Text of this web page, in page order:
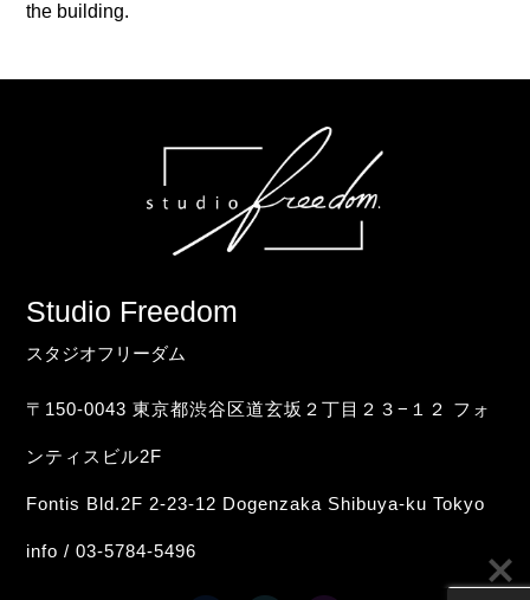
the building.
Studio Freedom
スタジオフリーダム
〒150-0043 東京都渋谷区道玄坂２丁目２３−１２ フォ
ンティスビル2F
Fontis Bld.2F 2-23-12 Dogenzaka Shibuya-ku Tokyo
info / 03-5784-5496